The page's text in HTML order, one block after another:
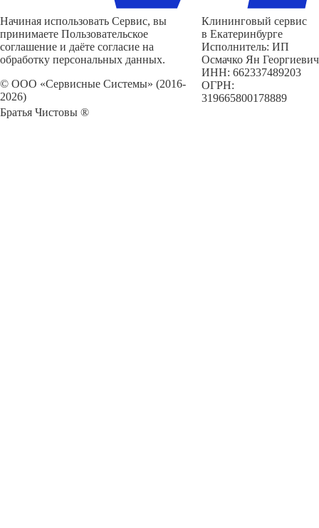
Начиная использовать Сервис, вы
принимаете Пользовательское
соглашение и даёте согласие на
обработку персональных данных.
© ООО «Сервисные Системы» (2016-
2026)
Братья Чистовы ®
Клининговый сервис
в Екатеринбурге
Исполнитель: ИП
Осмачко Ян Георгиевич
ИНН: 662337489203
ОГРН:
319665800178889